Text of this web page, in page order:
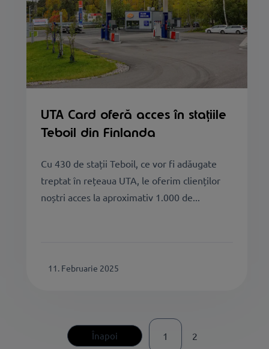
UTA Card oferă acces în stațiile
Teboil din Finlanda
Cu 430 de stații Teboil, ce vor fi adăugate
treptat în rețeaua UTA, le oferim clienților
noștri acces la aproximativ 1.000 de...
11. Februarie 2025
Înapoi 1 2